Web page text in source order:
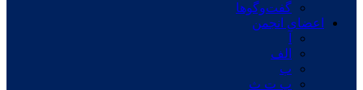
گفت‌وگوها
اعضای انجمن
الف
ب
پ ت ث